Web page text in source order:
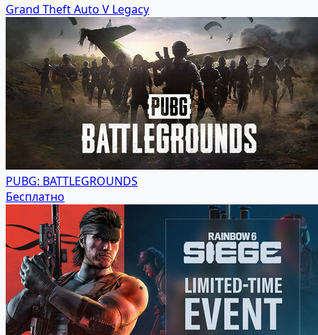
Grand Theft Auto V Legacy
PUBG: BATTLEGROUNDS
Бесплатно